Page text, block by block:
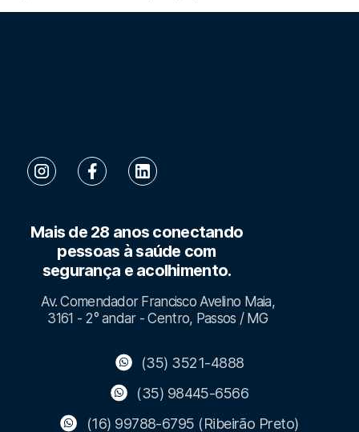
Mais de 28 anos conectando
pessoas à saúde com
segurança e acolhimento.
Av. Comendador Francisco Avelino Maia,
3161 - 2° andar - Centro, Passos / MG
(35) 3521-4888
(35) 98445-6566
(16) 99788-6795 (Ribeirão Preto)